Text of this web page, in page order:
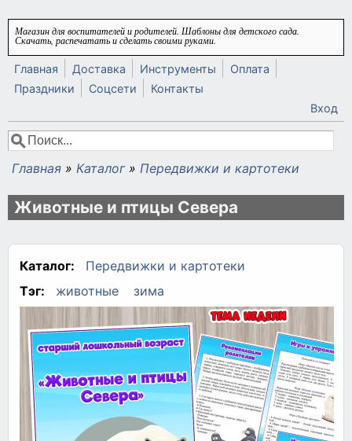
Перейти к основному содержанию
Магазин для воспитателей и родителей. Шаблоны для детского сада.
Скачать, распечатать и сделать своими руками.
Главная Доставка Инструменты
Оплата
Праздники
Соцсети
Контакты
Вход
Форма поиска
Поиск
Вы здесь
Главная » Каталог » Передвижки и картотеки
Животные и птицы Севера
Каталог:
Передвижки и картотеки
Тэг:
животные зима